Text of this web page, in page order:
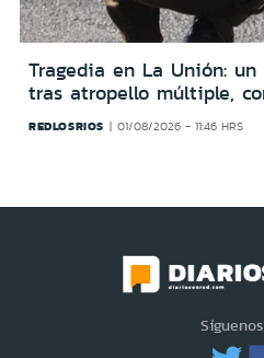
Tragedia en La Unión:
tras atropello múltiple,
REDLOSRIOS 01/08/2026 - 11:46 HRS